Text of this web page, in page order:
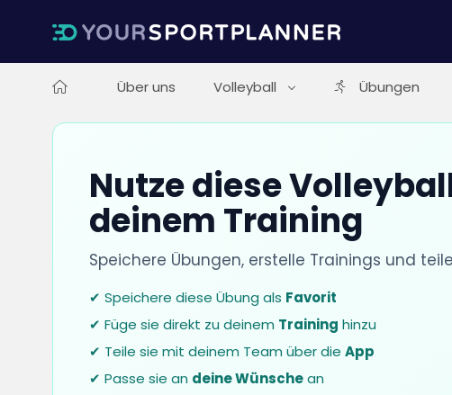
Über uns Volleyball Übungen
Nutze diese
deinem Training
Speichere Übungen, erstelle Trainings und
✔ Speichere diese Übung als Favorit
✔ Füge sie direkt zu deinem Training hinzu
✔ Teile sie mit deinem Team über die App
✔ Passe sie an deine Wünschean